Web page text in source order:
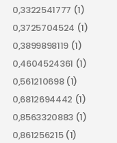
0,3322541777 (1)
0,3725704524 (1)
0,3899898119 (1)
0,4604524361 (1)
0,561210698(1)
0,6812694442 (1)
0,8563320883 (1)
0,861256215(1)